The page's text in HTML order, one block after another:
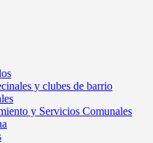
y clubes de barrio
y Servicios Comunales